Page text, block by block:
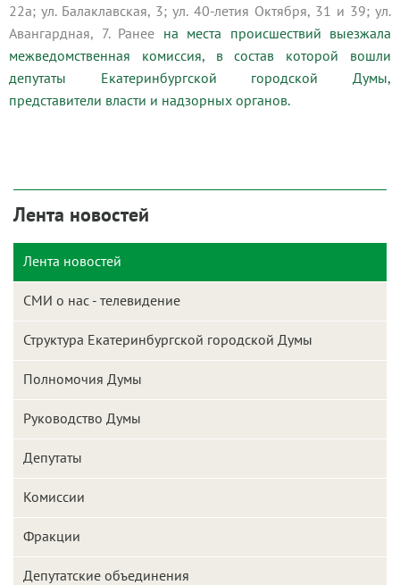
22а; ул. Балаклавская, 3; ул. 40-летия Октября, 31 и 39; ул.
Авангардная, 7. Ранее на места происшествий выезжала
межведомственная комиссия, в состав которой вошли
депутаты Екатеринбургской городской Думы,
представители власти и надзорных органов.
Лента новостей
Лента новостей
СМИ о нас - телевидение
Структура Екатеринбургской городской Думы
Полномочия Думы
Руководство Думы
Депутаты
Комиссии
Фракции
Депутатские объединения